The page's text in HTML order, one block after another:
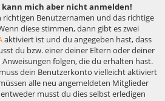
mich aber nicht anmelden!
Benutzernamen und das richtige
diese stimmen, dann gibt es zwei
aktiviert ist und du angegeben hast, dass
du bzw. einer deiner Eltern oder deiner
folgen, die du erhalten hast.
dein Benutzerkonto vielleicht aktiviert
alle neu angemeldeten Mitglieder
musst du dies selbst erledigen